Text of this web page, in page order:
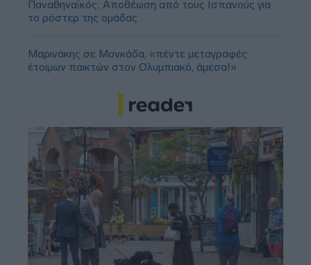
Παναθηναϊκός: Αποθέωση από τους Ισπανούς για
το ρόστερ της ομάδας
Μαρινάκης σε Μονκάδα, «πέντε μεταγραφές
έτοιμων παικτών στον Ολυμπιακό, άμεσα!»